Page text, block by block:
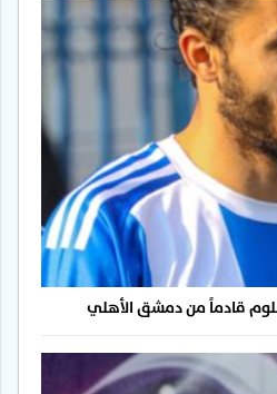
قادماً من دمشق الأهلي